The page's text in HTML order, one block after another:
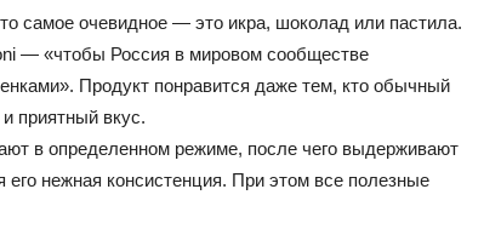
самое очевидное — это икра, шоколад или пастила.
— «чтобы Россия в мировом сообществе
Продукт понравится даже тем, кто обычный
приятный вкус.
в определенном режиме, после чего выдерживают
его нежная консистенция. При этом все полезные